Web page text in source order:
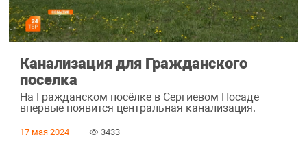
Канализация для Гражданского
поселка
На Гражданском посёлке в Сергиевом Посаде
впервые появится центральная канализация.
17 мая 2024 3433